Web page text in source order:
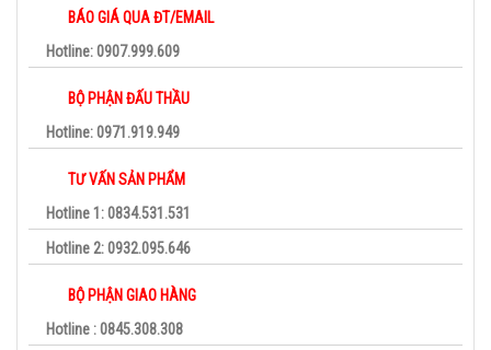
BÁO GIÁ QUA ĐT/EMAIL
Hotline: 0907.999.609
BỘ PHẬN ĐẤU THẦU
Hotline: 0971.919.949
TƯ VẤN SẢN PHẨM
Hotline 1: 0834.531.531
Hotline 2: 0932.095.646
BỘ PHẬN GIAO HÀNG
Hotline : 0845.308.308